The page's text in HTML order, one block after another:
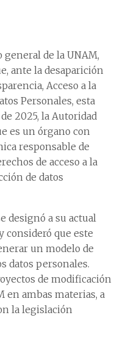
general de la UNAM,
ante la desaparición
Acceso a la
Personales, esta
2025, la Autoridad
es un órgano con
responsable de
de acceso a la
de datos
designó a su actual
consideró que este
un modelo de
datos personales.
de modificación
en ambas materias, a
la legislación